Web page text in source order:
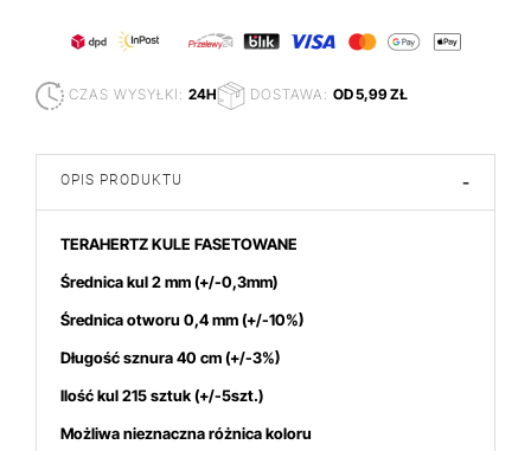
CZAS WYSYŁKI: 24H DOSTAWA: OD 5,99 ZŁ
OPIS PRODUKTU -
TERAHERTZ KULE FASETOWANE
Średnica kul 2 mm(+/-0,3mm)
Średnica otworu 0,4 mm (+/-10%)
Długość sznura 40 cm (+/-3%)
Ilość kul 215 sztuk (+/-5szt.)
Możliwa nieznaczna różnica koloru